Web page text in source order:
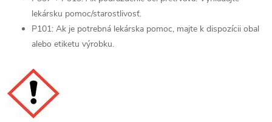
lekársku pomoc/starostlivosť.
P101: Ak je potrebná lekárska pomoc, majte k dispozícii obal
alebo etiketu výrobku.